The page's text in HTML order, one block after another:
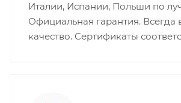
Италии, Испании, Польши по
Официальная гарантия. Всегда
качество. Сертификаты